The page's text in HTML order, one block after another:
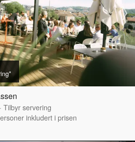
· Tilbyr servering
inkludert i prisen